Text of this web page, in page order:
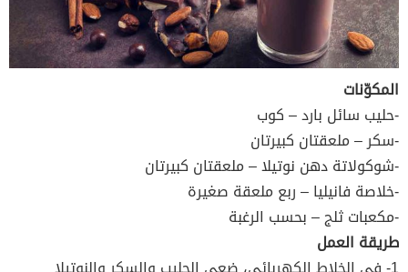
المكوّنات
-حليب سائل بارد – كوب
-سكر – ملعقتان كبيرتان
-شوكولاتة دهن نوتيلا – ملعقتان كبيرتان
-خلاصة فانيليا – ربع ملعقة صغيرة
-مكعبات ثلج – بحسب الرغبة
طريقة العمل